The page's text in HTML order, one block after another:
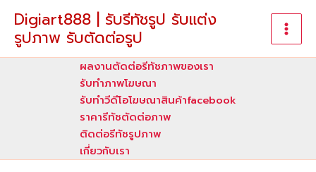
content
Digiart888 | รับรีทัชรูป รับแต่ง
รูปภาพ รับตัดต่อรูป
ผลงานตัดต่อรีทัชภาพของเรา
รับทําภาพโฆษณา
รับทำวีดีโอโฆษณาสินค้าfacebook
ราคารีทัชตัดต่อภาพ
ติดต่อรีทัชรูปภาพ
เกี่ยวกับเรา